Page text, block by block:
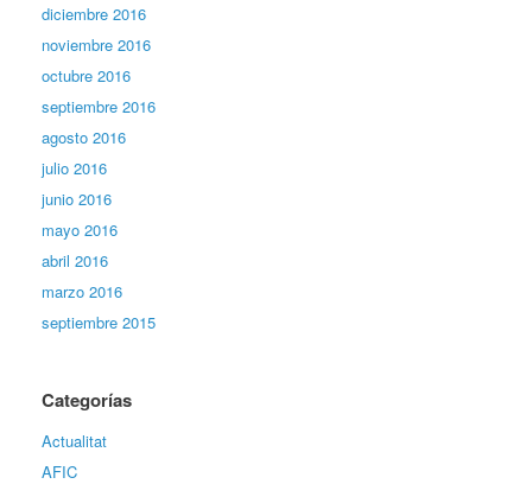
diciembre 2016
noviembre 2016
octubre 2016
septiembre 2016
agosto 2016
julio 2016
junio 2016
mayo 2016
abril 2016
marzo 2016
septiembre 2015
Categorías
Actualitat
AFIC